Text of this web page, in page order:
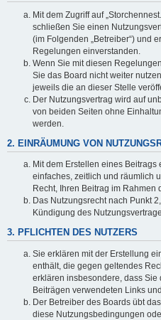
Mit dem Zugriff auf
schließen Sie einen
(im Folgenden „Betreiber“) und
Regelungen einverstanden.
Wenn Sie mit diesen
Sie das Board nicht weiter
jeweils die an dieser Stelle
Der Nutzungsvertrag wird auf
von beiden Seiten ohne
werden.
2. EINRÄUMUNG VON
Mit dem Erstellen eines
einfaches, zeitlich und räumlich
Recht, Ihren Beitrag im Rahmen
Das Nutzungsrecht nach Punkt
Kündigung des
3. PFLICHTEN DES NUTZERS
Sie erklären mit der Erstellung
enthält, die gegen geltendes
erklären insbesondere, dass Sie
Beiträgen verwendeten Links
Der Betreiber des Boards übt
diese Nutzungsbedingungen